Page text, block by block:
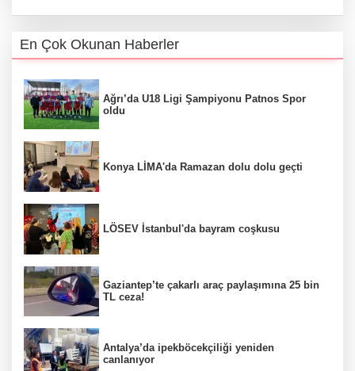
En Çok Okunan Haberler
Ağrı’da U18 Ligi Şampiyonu Patnos Spor
oldu
Konya LİMA'da Ramazan dolu dolu geçti
LÖSEV İstanbul'da bayram coşkusu
Gaziantep’te çakarlı araç paylaşımına 25 bin
TL ceza!
Antalya’da ipekböcekçiliği yeniden
canlanıyor